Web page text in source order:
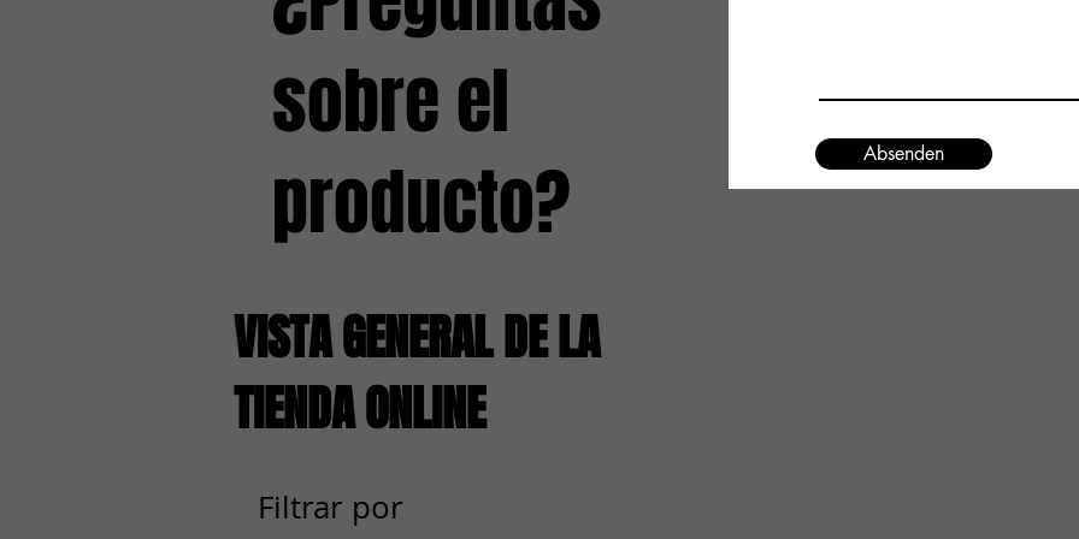
sobre el
producto?
Absenden
VISTA GENERAL DE LA
TIENDA ONLINE
Filtrar por